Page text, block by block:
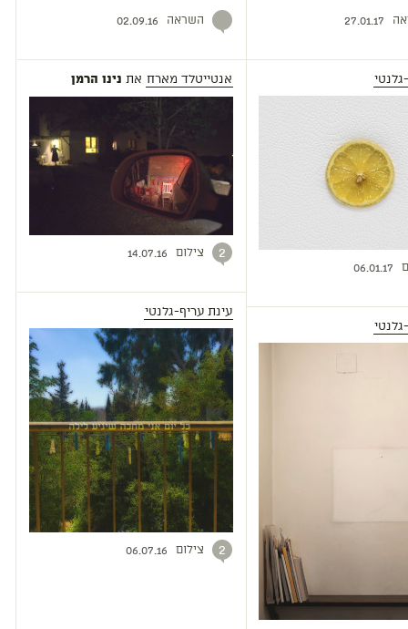
27.01.17
06.01.17
השראה 02.09.16
אנטייטלד מארח את נינו הרמן
2 צילום 14.07.16
עינת עריף-גלנטי
2 צילום 06.07.16